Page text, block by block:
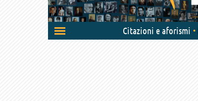
Attiva/disattiva
navigazione
Citazioni e aforismi